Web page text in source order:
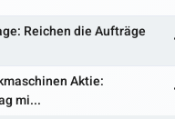
Reichen die Aufträge
Aktie:
mi...